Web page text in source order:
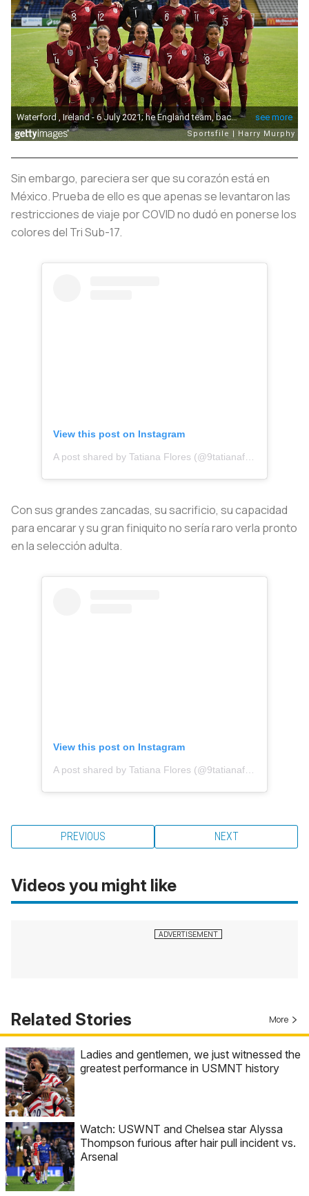
Sin embargo, pareciera ser que su corazón está en
México. Prueba de ello es que apenas se levantaron las
restricciones de viaje por COVID no dudó en ponerse los
colores del Tri Sub-17.
View this post on Instagram
Con sus grandes zancadas, su sacrificio, su capacidad
para encarar y su gran finiquito no sería raro verla pronto
en la selección adulta.
View this post on Instagram
A post shared by Tatiana Flores (@9tatianaflores)
PREVIOUS NEXT
Videos you might like
Related Stories More
Ladies and gentlemen, we just witnessed the
greatest performance in USMNT history
Watch: USWNT and Chelsea star Alyssa
Thompson furious after hair pull incident vs.
Arsenal